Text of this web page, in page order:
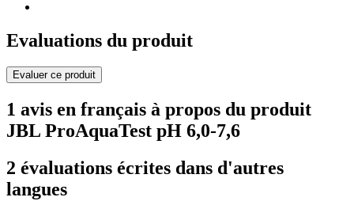
Evaluations du produit
Evaluer ce produit
1 avis en français à propos du produit
JBL ProAquaTest pH 6,0-7,6
2 évaluations écrites dans d'autres
langues